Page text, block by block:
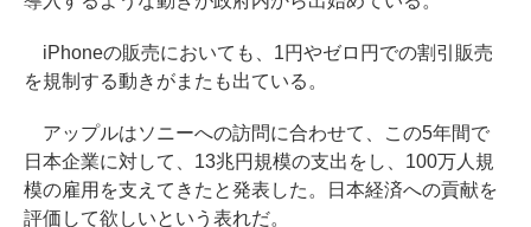
iPhoneの販売においても、1円やゼロ円での割引販売
を規制する動きがまたも出ている。
アップルはソニーへの訪問に合わせて、この5年間で
日本企業に対して、13兆円規模の支出をし、100万人規
模の雇用を支えてきたと発表した。日本経済への貢献を
評価して欲しいという表れだ。